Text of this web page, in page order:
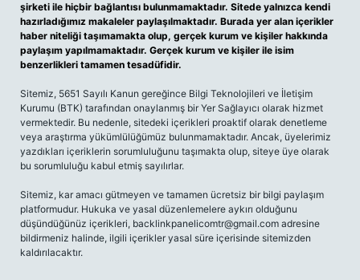
şirketi ile hiçbir bağlantısı bulunmamaktadır. Sitede yalnızca kendi
hazırladığımız makaleler paylaşılmaktadır. Burada yer alan içerikler
haber niteliği taşımamakta olup, gerçek kurum ve kişiler hakkında
paylaşım yapılmamaktadır. Gerçek kurum ve kişiler ile isim
benzerlikleri tamamen tesadüfidir.
Sitemiz, 5651 Sayılı Kanun gereğince Bilgi Teknolojileri ve İletişim
Kurumu (BTK) tarafından onaylanmış bir Yer Sağlayıcı olarak hizmet
vermektedir. Bu nedenle, sitedeki içerikleri proaktif olarak denetleme
veya araştırma yükümlülüğümüz bulunmamaktadır. Ancak, üyelerimiz
yazdıkları içeriklerin sorumluluğunu taşımakta olup, siteye üye olarak
bu sorumluluğu kabul etmiş sayılırlar.
Sitemiz, kar amacı gütmeyen ve tamamen ücretsiz bir bilgi paylaşım
platformudur. Hukuka ve yasal düzenlemelere aykırı olduğunu
düşündüğünüz içerikleri, backlinkpanelicomtr@gmail.com adresine
bildirmeniz halinde, ilgili içerikler yasal süre içerisinde sitemizden
kaldırılacaktır.